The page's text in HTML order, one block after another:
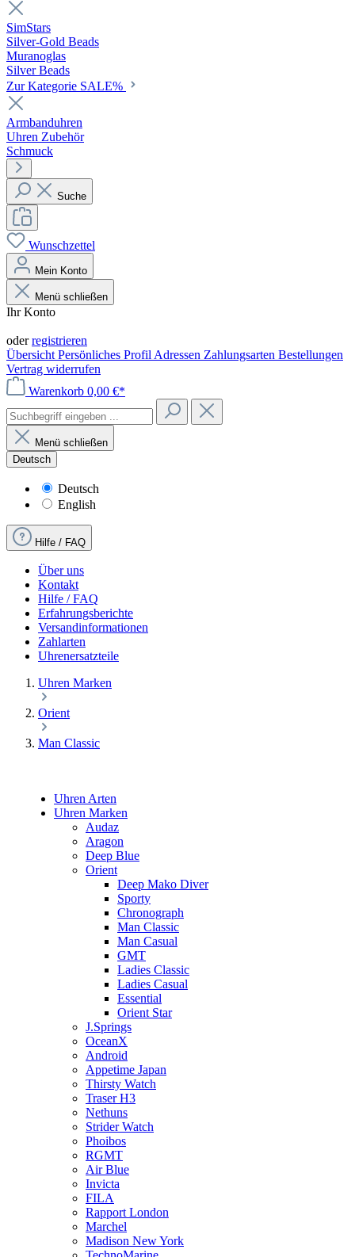
SimStars
Silver-Gold Beads
Muranoglas
Silver Beads
Zur Kategorie SALE%
Armbanduhren
Uhren Zubehör
Schmuck
Suche
Wunschzettel
Mein Konto
Menü schließen
Ihr Konto
oderregistrieren
Übersicht Persönliches Profil Adressen Zahlungsarten Bestellungen
Vertrag widerrufen
Warenkorb 0,00 €*
Menü schließen
Deutsch
Deutsch
English
Hilfe / FAQ
Über uns
Kontakt
Hilfe / FAQ
Erfahrungsberichte
Versandinformationen
Zahlarten
Uhrenersatzteile
Uhren Marken
Orient
Man Classic
Uhren Arten
Uhren Marken
Audaz
Aragon
Deep Blue
Orient
Deep Mako Diver
Sporty
Chronograph
Man Classic
Man Casual
GMT
Ladies Classic
Ladies Casual
Essential
Orient Star
J.Springs
OceanX
Android
Appetime Japan
Thirsty Watch
Traser H3
Nethuns
Strider Watch
Phoibos
RGMT
Air Blue
Invicta
FILA
Rapport London
Marchel
Madison New York